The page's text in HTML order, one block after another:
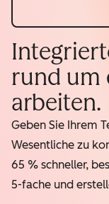
rund um
arbeiten.
Geben Sie Ihrem
Wesentliche zu
65 % schneller,
5-fache und